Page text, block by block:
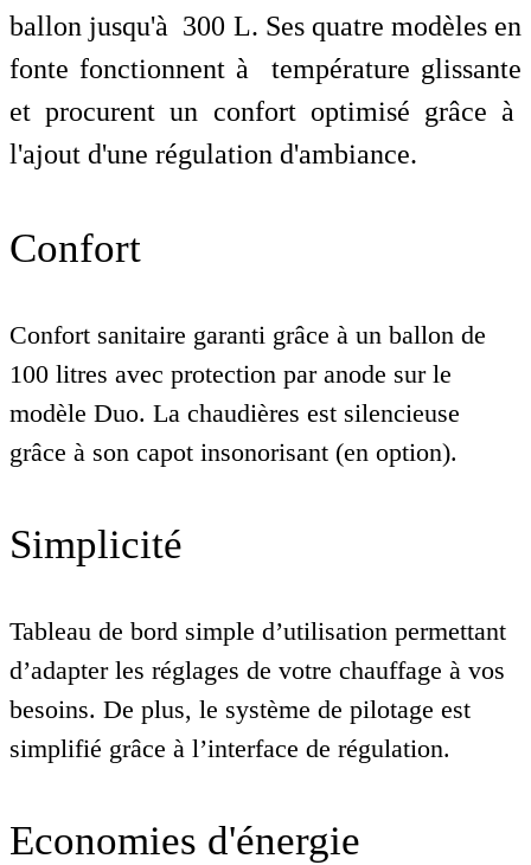
ballon jusqu'à 300 L. Ses quatre modèles en
fonte fonctionnent à température glissante
et procurent un confort optimisé grâce à
l'ajout d'une régulation d'ambiance.
Confort
Confort sanitaire garanti grâce à un ballon de
100 litres avec protection par anode sur le
modèle Duo. La chaudières est silencieuse
grâce à son capot insonorisant (en option).
Simplicité
Tableau de bord simple d’utilisation permettant
d’adapter les réglages de votre chauffage à vos
besoins. De plus, le système de pilotage est
simplifié grâce à l’interface de régulation.
Economies d'énergie